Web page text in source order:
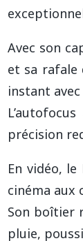
Avec son
et sa rafale
instant
précision
En vidéo, le
cinéma aux
Son boîtier
pluie,